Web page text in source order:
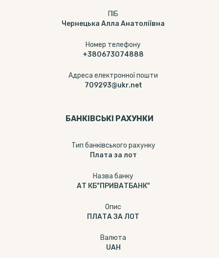
ПІБ
Чернецька Алла Анатоліївна
Номер телефону
+380673074888
Адреса електронної пошти
709293@ukr.net
БАНКІВСЬКІ РАХУНКИ
Тип банкiвського рахунку
Плата за лот
Назва банку
АТ КБ"ПРИВАТБАНК"
Опис
ПЛАТА ЗА ЛОТ
Валюта
UAH